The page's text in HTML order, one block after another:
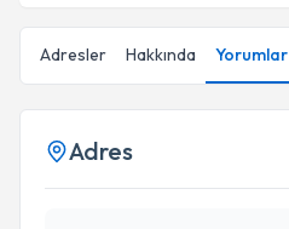
Adresler Hakkında Yorumlar
Adres